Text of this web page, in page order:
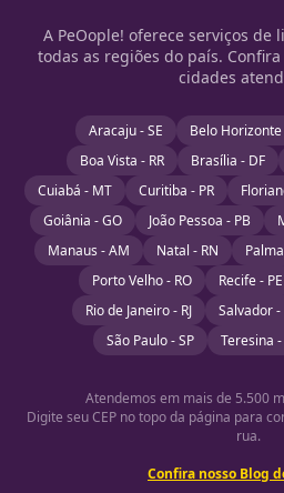
A PeOople! oferece serviços de
todas as regiões do país.
cidades
Aracaju - SE Belo Horizonte
Boa Vista - RR
Brasília - DF
Cuiabá - MT
Curitiba - PR
Goiânia - GO
João Pessoa - PB
Manaus - AM
Natal - RN
Porto Velho - RO
Recife - PE
Rio de Janeiro - RJ
Salvador -
São Paulo - SP
Teresina
Atendemos em mais de 5.500
Digite seu CEP no topo da página para
rua.
Confira nosso Blog